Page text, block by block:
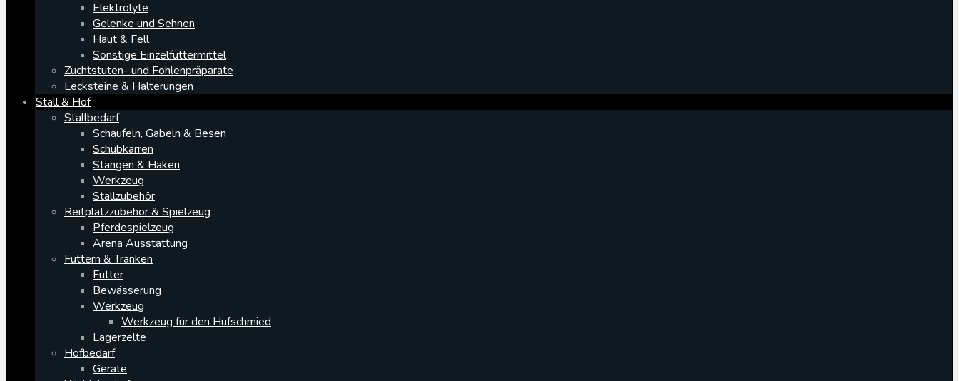
Elektrolyte
Gelenke und Sehnen
Haut & Fell
Sonstige Einzelfuttermittel
Zuchtstuten- und Fohlenpräparate
Lecksteine & Halterungen
Stall & Hof
Stallbedarf
Schaufeln, Gabeln & Besen
Schubkarren
Stangen & Haken
Werkzeug
Stallzubehör
Reitplatzzubehör & Spielzeug
Pferdespielzeug
Arena Ausstattung
Füttern & Tränken
Futter
Bewässerung
Werkzeug
Werkzeug für den Hufschmied
Lagerzelte
Hofbedarf
Geräte